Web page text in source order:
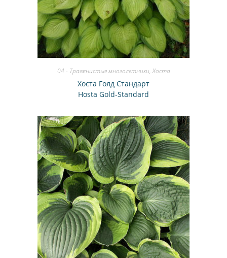
04 - Травянистые многолетники,Хоста
Хоста Голд Стандарт
Hosta Gold-Standard